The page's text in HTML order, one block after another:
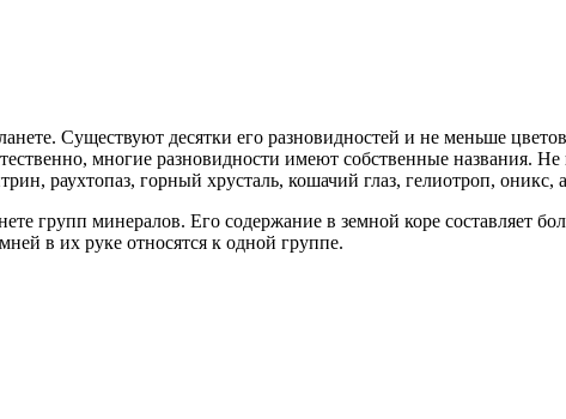
Существуют десятки его разновидностей и не меньше
многие разновидности имеют собственные названия.
раухтопаз, горный хрусталь, кошачий глаз, гелиотроп,
групп минералов. Его содержание в земной коре составляет
в их руке относятся к одной группе.